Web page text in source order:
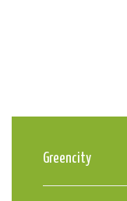
Greencity